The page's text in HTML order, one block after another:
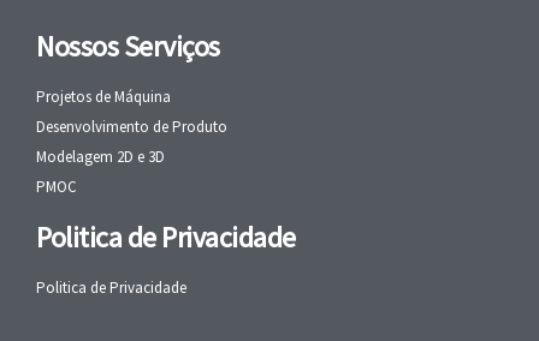
Nossos Serviços
Projetos de Máquina
Desenvolvimento de Produto
Modelagem 2D e 3D
PMOC
Politica de Privacidade
Politica de Privacidade